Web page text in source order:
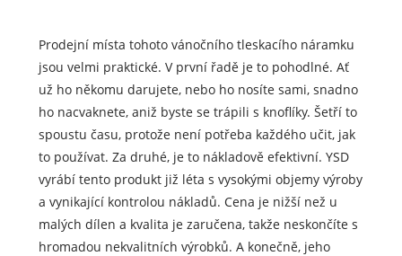
Prodejní místa tohoto vánočního tleskacího náramku
jsou velmi praktické. V první řadě je to pohodlné. Ať
už ho někomu darujete, nebo ho nosíte sami, snadno
ho nacvaknete, aniž byste se trápili s knoflíky. Šetří to
spoustu času, protože není potřeba každého učit, jak
to používat. Za druhé, je to nákladově efektivní. YSD
vyrábí tento produkt již léta s vysokými objemy výroby
a vynikající kontrolou nákladů. Cena je nižší než u
malých dílen a kvalita je zaručena, takže neskončíte s
hromadou nekvalitních výrobků. A konečně, jeho